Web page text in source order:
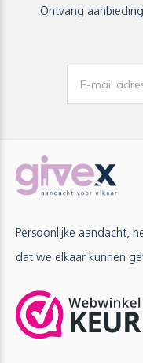
Ontvang
Persoonlijke aandacht,
dat we elkaar kunnen